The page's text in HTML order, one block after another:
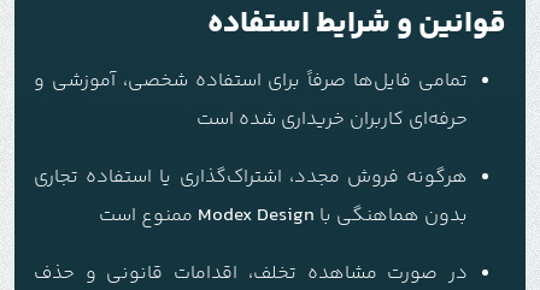
قوانین و شرایط استفاده
تمامی فایل‌ها صرفاً برای استفاده شخصی، آموزشی و
حرفه‌ای کاربران خریداری شده است
هرگونه فروش مجدد، اشتراک‌گذاری یا استفاده تجاری
بدون هماهنگی با Modex Design ممنوع است
در صورت مشاهده تخلف، اقدامات قانونی و حذف